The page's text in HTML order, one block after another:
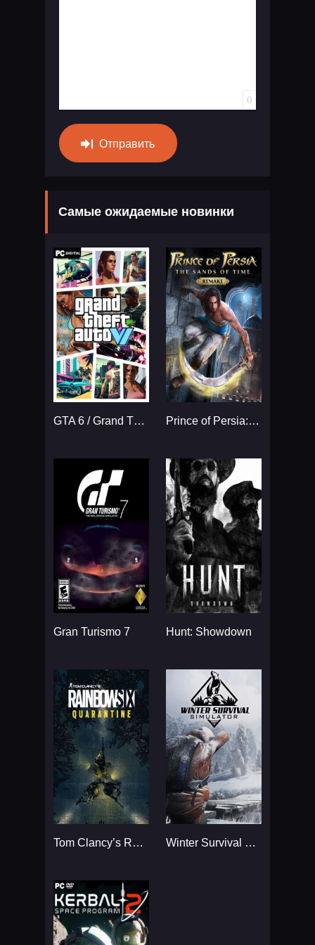
0
Отправить
Самые ожидаемые новинки
GTA 6 / Grand Theft Auto VI Prince of Persia: The Sands
Gran Turismo 7 Hunt: Showdown
Tom Clancy’s Rainbow Six Winter Survival Simulator